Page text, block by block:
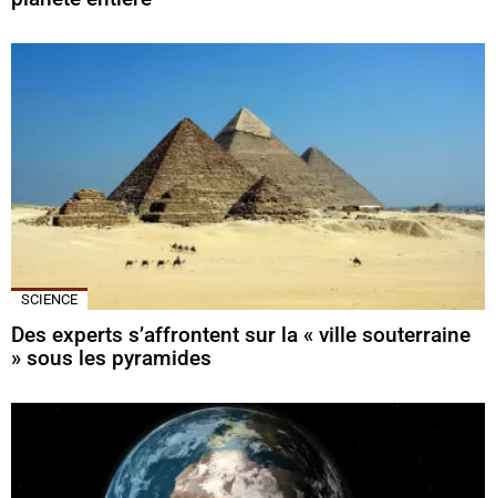
SCIENCE
Des experts s’affrontent sur la « ville souterraine
» sous les pyramides